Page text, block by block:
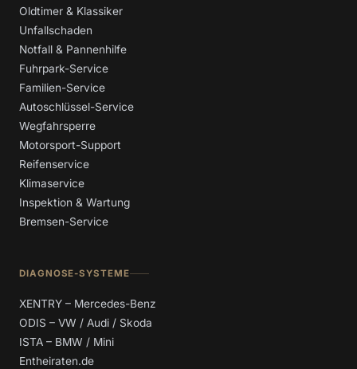
Oldtimer & Klassiker
Unfallschaden
Notfall & Pannenhilfe
Fuhrpark-Service
Familien-Service
Autoschlüssel-Service
Wegfahrsperre
Motorsport-Support
Reifenservice
Klimaservice
Inspektion & Wartung
Bremsen-Service
DIAGNOSE-SYSTEME
XENTRY – Mercedes-Benz
ODIS – VW / Audi / Skoda
ISTA – BMW / Mini
Entheiraten.de